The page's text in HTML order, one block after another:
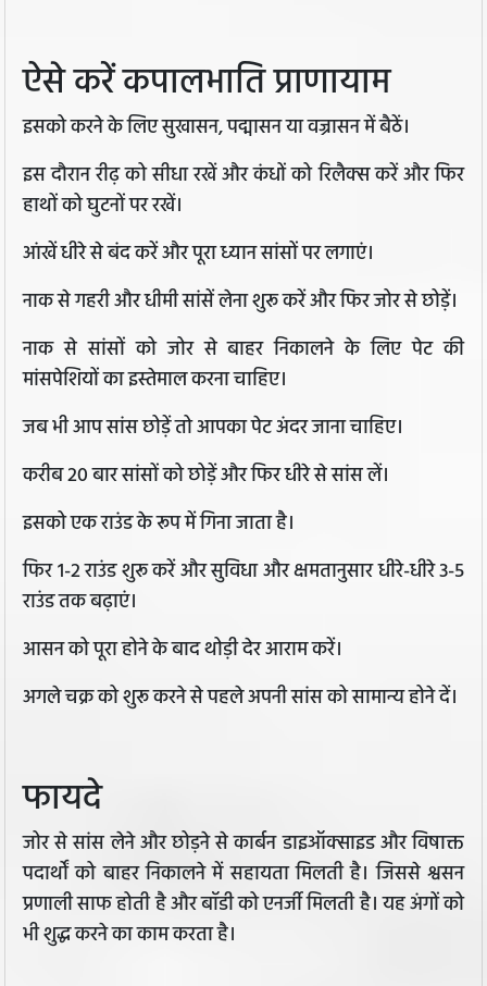
ऐसे करें कपालभाति प्राणायाम
इसको करने के लिए सुखासन, पद्मासन या वज्रासन में बैठें।
इस दौरान रीढ़ को सीधा रखें और कंधों को रिलैक्स करें और फिर
हाथों को घुटनों पर रखें।
आंखें धीरे से बंद करें और पूरा ध्यान सांसों पर लगाएं।
नाक से गहरी और धीमी सांसें लेना शुरू करें और फिर जोर से छोड़ें।
नाक से सांसों को जोर से बाहर निकालने के लिए पेट की
मांसपेशियों का इस्तेमाल करना चाहिए।
जब भी आप सांस छोड़ें तो आपका पेट अंदर जाना चाहिए।
करीब 20 बार सांसों को छोड़ें और फिर धीरे से सांस लें।
इसको एक राउंड के रूप में गिना जाता है।
फिर 1-2 राउंड शुरू करें और सुविधा और क्षमतानुसार धीरे-धीरे 3-5
राउंड तक बढ़ाएं।
आसन को पूरा होने के बाद थोड़ी देर आराम करें।
अगले चक्र को शुरू करने से पहले अपनी सांस को सामान्य होने दें।
फायदे
जोर से सांस लेने और छोड़ने से कार्बन डाइऑक्साइड और विषाक्त
पदार्थों को बाहर निकालने में सहायता मिलती है। जिससे श्वसन
प्रणाली साफ होती है और बॉडी को एनर्जी मिलती है। यह अंगों को
भी शुद्ध करने का काम करता है।